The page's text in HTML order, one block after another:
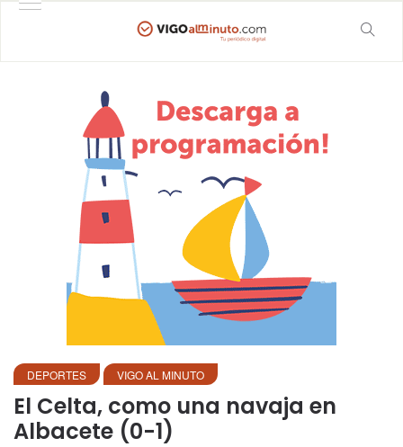
DEPORTES VIGO AL MINUTO
El Celta, como una navaja en
Albacete (0-1)